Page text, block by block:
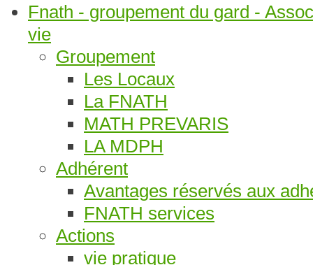
Fnath - groupement du gard -
vie
Groupement
Les Locaux
La FNATH
MATH PREVARIS
LA MDPH
Adhérent
Avantages réservés aux
FNATH services
Actions
vie pratique